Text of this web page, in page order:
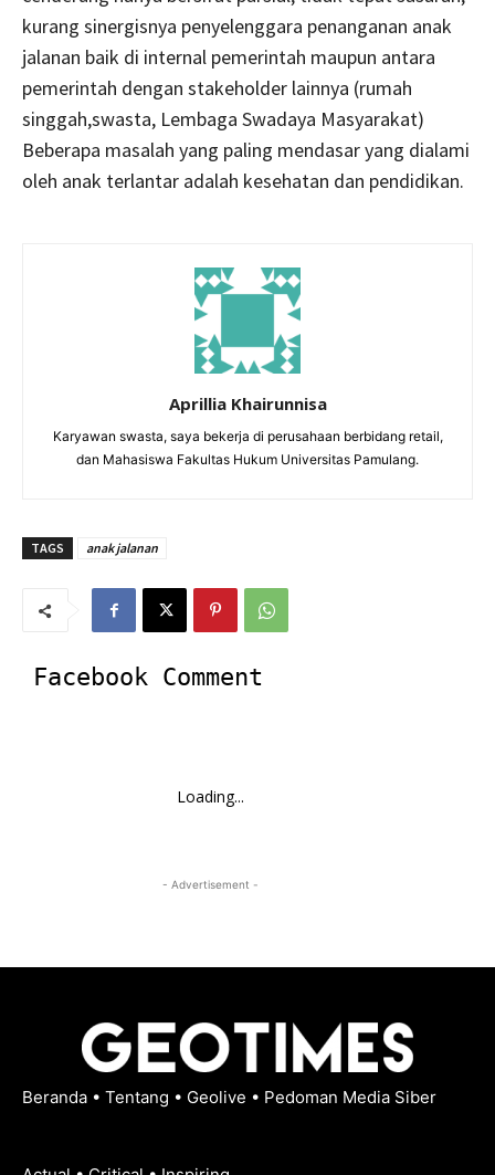
kurang sinergisnya penyelenggara penanganan anak
jalanan baik di internal pemerintah maupun antara
pemerintah dengan stakeholder lainnya (rumah
singgah,swasta, Lembaga Swadaya Masyarakat)
Beberapa masalah yang paling mendasar yang dialami
oleh anak terlantar adalah kesehatan dan pendidikan.
Aprillia Khairunnisa
Karyawan swasta, saya bekerja di perusahaan berbidang retail,
dan Mahasiswa Fakultas Hukum Universitas Pamulang.
TAGS anak jalanan
Facebook Comment
Loading...
- Advertisement -
Beranda • Tentang • Geolive • Pedoman Media Siber